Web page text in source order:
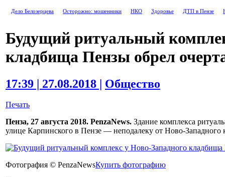
Дело Белозерцева Осторожно: мошенники НКО Здоровье ДТП в Пензе
Будущий ритуальный
кладбища Пензы обрел
17:39 | 27.08.2018 | Общество
Печать
Пенза, 27 августа 2018. PenzaNews. Здание комплекса
улице Карпинского в Пензе — неподалеку от Ново-Западного
Фотография © PenzaNewsКупить фотографию